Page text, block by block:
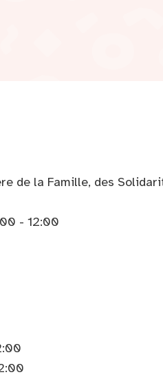
de la Famille, des
- 12:00